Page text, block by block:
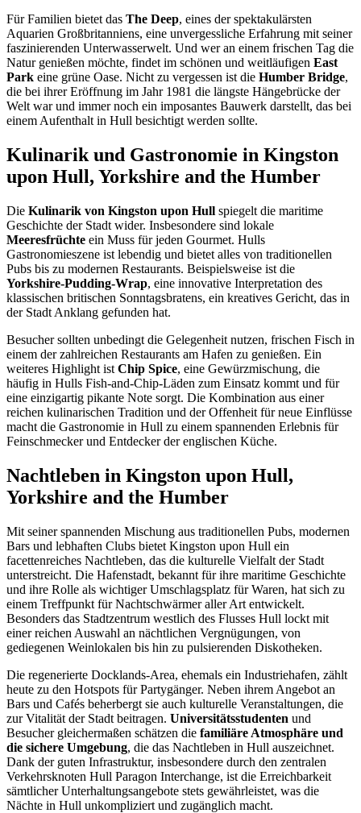
Für Familien bietet das The Deep, eines der spektakulärsten
Aquarien Großbritanniens, eine unvergessliche Erfahrung mit seiner
faszinierenden Unterwasserwelt. Und wer an einem frischen Tag die
Natur genießen möchte, findet im schönen und weitläufigen East
Park eine grüne Oase. Nicht zu vergessen ist die Humber Bridge,
die bei ihrer Eröffnung im Jahr 1981 die längste Hängebrücke der
Welt war und immer noch ein imposantes Bauwerk darstellt, das bei
einem Aufenthalt in Hull besichtigt werden sollte.
Kulinarik und Gastronomie in Kingston
upon Hull, Yorkshire and the Humber
Die Kulinarik von Kingston upon Hull spiegelt die maritime
Geschichte der Stadt wider. Insbesondere sind lokale
Meeresfrüchte ein Muss für jeden Gourmet. Hulls
Gastronomieszene ist lebendig und bietet alles von traditionellen
Pubs bis zu modernen Restaurants. Beispielsweise ist die
Yorkshire-Pudding-Wrap, eine innovative Interpretation des
klassischen britischen Sonntagsbratens, ein kreatives Gericht, das in
der Stadt Anklang gefunden hat.
Besucher sollten unbedingt die Gelegenheit nutzen, frischen Fisch in
einem der zahlreichen Restaurants am Hafen zu genießen. Ein
weiteres Highlight ist Chip Spice, eine Gewürzmischung, die
häufig in Hulls Fish-and-Chip-Läden zum Einsatz kommt und für
eine einzigartig pikante Note sorgt. Die Kombination aus einer
reichen kulinarischen Tradition und der Offenheit für neue Einflüsse
macht die Gastronomie in Hull zu einem spannenden Erlebnis für
Feinschmecker und Entdecker der englischen Küche.
Nachtleben in Kingston upon Hull,
Yorkshire and the Humber
Mit seiner spannenden Mischung aus traditionellen Pubs, modernen
Bars und lebhaften Clubs bietet Kingston upon Hull ein
facettenreiches Nachtleben, das die kulturelle Vielfalt der Stadt
unterstreicht. Die Hafenstadt, bekannt für ihre maritime Geschichte
und ihre Rolle als wichtiger Umschlagsplatz für Waren, hat sich zu
einem Treffpunkt für Nachtschwärmer aller Art entwickelt.
Besonders das Stadtzentrum westlich des Flusses Hull lockt mit
einer reichen Auswahl an nächtlichen Vergnügungen, von
gediegenen Weinlokalen bis hin zu pulsierenden Diskotheken.
Die regenerierte Docklands-Area, ehemals ein Industriehafen, zählt
heute zu den Hotspots für Partygänger. Neben ihrem Angebot an
Bars und Cafés beherbergt sie auch kulturelle Veranstaltungen, die
zur Vitalität der Stadt beitragen. Universitätsstudenten und
Besucher gleichermaßen schätzen die familiäre Atmosphäre und
die sichere Umgebung, die das Nachtleben in Hull auszeichnet.
Dank der guten Infrastruktur, insbesondere durch den zentralen
Verkehrsknoten Hull Paragon Interchange, ist die Erreichbarkeit
sämtlicher Unterhaltungsangebote stets gewährleistet, was die
Nächte in Hull unkompliziert und zugänglich macht.